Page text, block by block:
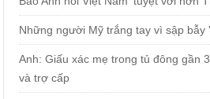
Những người Mỹ trắng tay vì sập bẫy
Anh: Giấu xác mẹ trong tủ đông gần
và trợ cấp